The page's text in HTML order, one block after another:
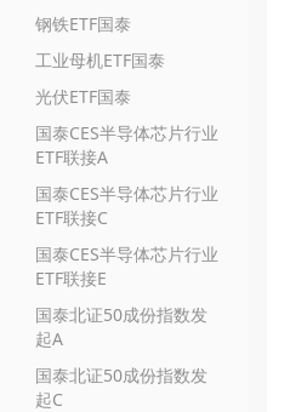
钢铁ETF国泰
工业母机ETF国泰
光伏ETF国泰
国泰CES半导体芯片行业
ETF联接A
国泰CES半导体芯片行业
ETF联接C
国泰CES半导体芯片行业
ETF联接E
国泰北证50成份指数发
起A
国泰北证50成份指数发
起C